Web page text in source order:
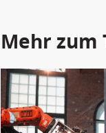
Mehr zum